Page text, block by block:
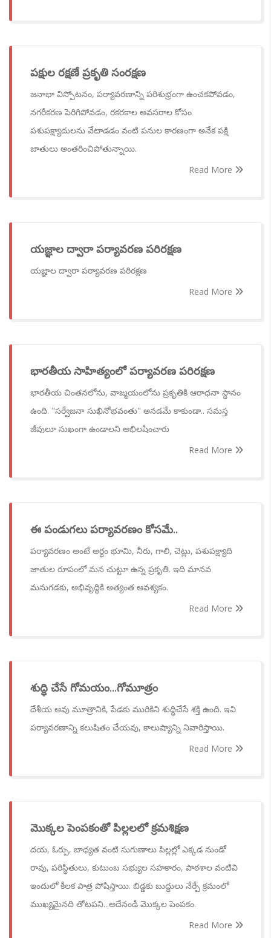
పక్షుల రక్షణే ప్రకృతి సంరక్షణ
జనాభా విస్పోటనం, పర్యావరణాన్ని పరిశుభ్రంగా ఉంచకపోవడం,
నగరీకరణ పెరిగిపోవడం, రకరకాల అవసరాల కోసం
పశుపక్ష్యాదులను వేటాడడం వంటి పనుల కారణంగా అనేక పక్షి
జాతులు అంతరించిపోతున్నాయి.
Read More
యజ్ఞాల ద్వారా పర్యావరణ పరిరక్షణ
యజ్ఞాల ద్వారా పర్యావరణ పరిరక్షణ
Read More
భారతీయ సాహిత్యంలో పర్యావరణ పరిరక్షణ
భారతీయ చింతనలోను, వాఙ్మయంలోను ప్రకృతికి ఆరాధనా స్థానం
ఉంది. "సర్వేజనా సుఖినోభవంతు" అనడమే కాకుండా.. సమస్త
జీవులూ సుఖంగా ఉండాలని అభిలషించారు
Read More
ఈ పండుగలు పర్యావరణం కోసమే..
పర్యావరణం అంటే అర్థం భూమి, నీరు, గాలి, చెట్లు, పశుపక్ష్యాది
జాతుల రూపంలో మన చుట్టూ ఉన్న ప్రకృతి. ఇది మానవ
మనుగడకు, అభివృద్ధికి అత్యంత ఆవశ్యకం.
Read More
శుద్ధి చేసే గోమయం...గోమూత్రం
దేశీయ ఆవు మూత్రానికి, పేడకు మురికిని శుద్ధిచేసే శక్తి ఉంది. ఇవి
పర్యావరణాన్ని కలుషితం చేయవు, కాలుష్యాన్ని నివారిస్తాయి.
Read More
మొక్కల పెంపకంతో పిల్లలలో క్రమశిక్షణ
దయ, ఓర్పు, బాధ్యత వంటి సుగుణాలు పిల్లల్లో ఎక్కడ నుండో
రావు, పరిస్థితులు, కుటుంబ సభ్యుల సహకారం, పాఠశాల వంటివి
ఇందులో కీలక పాత్ర పోషిస్తాయి. బిడ్డకు బుద్దులు నేర్పే క్రమంలో
ముఖ్యమైనది తోటపని...అదేనండీ మొక్కల పెంపకం.
Read More